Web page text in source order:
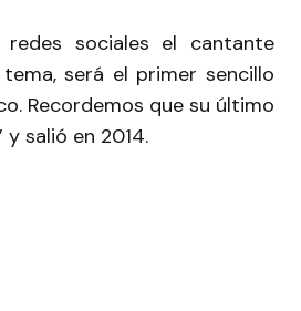
sociales el cantante
será el primer sencillo
Recordemos que su último
salió en 2014.